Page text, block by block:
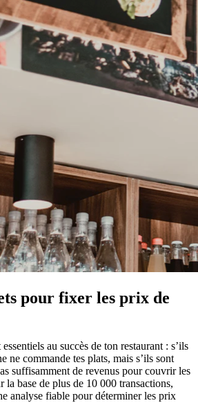
pour fixer les prix de
au succès de ton restaurant : s’ils
ne commande tes plats, mais s’ils sont
suffisamment de revenus pour couvrir les
la base de plus de 10 000 transactions,
analyse fiable pour déterminer les prix